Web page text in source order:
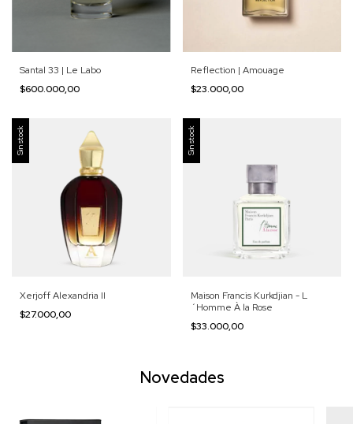
Santal 33 | Le Labo
$600.000,00
Reflection | Amouage
$23.000,00
Sin stock
Xerjoff Alexandria II
$27.000,00
Sin stock
Maison Francis Kurkdjian - L
´Homme À la Rose
$33.000,00
Novedades